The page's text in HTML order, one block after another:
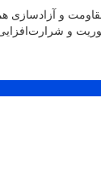
و آزادسازی
و